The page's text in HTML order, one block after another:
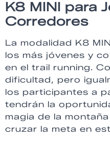
K8 MINI para
Corredores
La modalidad K8
los más jóvenes y
en el trail running.
dificultad, pero
los participantes a
tendrán la
magia de la
cruzar la meta en